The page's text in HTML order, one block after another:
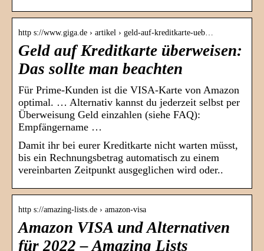
http s://www.giga.de › artikel › geld-auf-kreditkarte-ueb…
Geld auf Kreditkarte überweisen:
Das sollte man beachten
Für Prime-Kunden ist die VISA-Karte von Amazon
optimal. … Alternativ kannst du jederzeit selbst per
Überweisung Geld einzahlen (siehe FAQ):
Empfängername …
Damit ihr bei eurer Kreditkarte nicht warten müsst,
bis ein Rechnungsbetrag automatisch zu einem
vereinbarten Zeitpunkt ausgeglichen wird oder..
http s://amazing-lists.de › amazon-visa
Amazon VISA und Alternativen
für 2022 – Amazing Lists